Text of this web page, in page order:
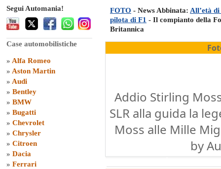
Segui Automania!
Case automobilistiche
» Alfa Romeo
» Aston Martin
» Audi
» Bentley
» BMW
» Bugatti
» Chevrolet
» Chrysler
» Citroen
» Dacia
» Ferrari
FOTO - News Abbinata: All’età
pilota di F1 - Il compianto della
Britannica
Addio Stirling
SLR alla guida la
Moss alle Mille
by